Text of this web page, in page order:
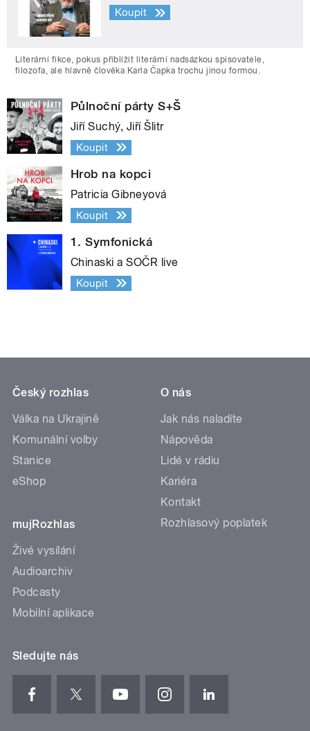
Koupit
Literární fikce, pokus přiblížit literární nadsázkou spisovatele,
filozofa, ale hlavně člověka Karla Čapka trochu jinou formou.
Půlnoční párty S+Š
Jiří Suchý, Jiří Šlitr
Koupit
Hrob na kopci
Patricia Gibneyová
Koupit
1. Symfonická
Chinaski a SOČR live
Koupit
Český rozhlas
Válka na Ukrajině
Komunální volby
Stanice
eShop
mujRozhlas
Živé vysílání
Audioarchiv
Podcasty
Mobilní aplikace
O nás
Jak nás naladíte
Nápověda
Lidé v rádiu
Kariéra
Kontakt
Rozhlasový poplatek
Sledujte nás